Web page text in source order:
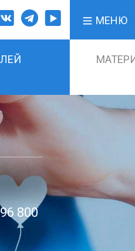
МЕНЮ
800